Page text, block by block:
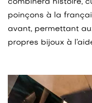
combinera histoire,
poinçons à la
avant, permettant
propres bijoux à